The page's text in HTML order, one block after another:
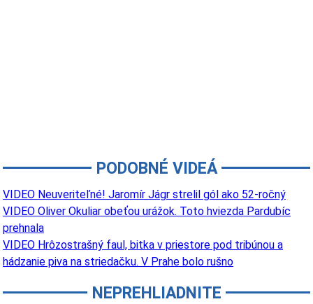
PODOBNÉ VIDEÁ
VIDEO Neuveriteľné! Jaromír Jágr strelil gól ako 52-ročný
VIDEO Oliver Okuliar obeťou urážok. Toto hviezda Pardubíc
prehnala
VIDEO Hrôzostrašný faul, bitka v priestore pod tribúnou a
hádzanie piva na striedačku. V Prahe bolo rušno
NEPREHLIADNITE